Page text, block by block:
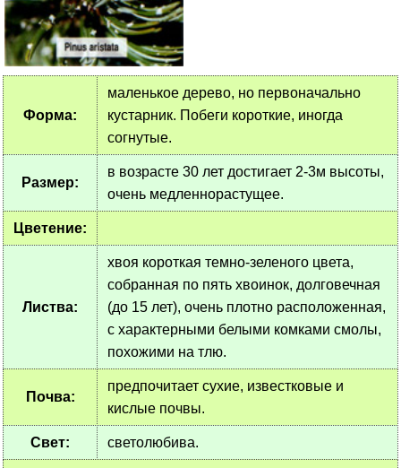
Форма:
маленькое дерево, но первоначально
кустарник. Побеги короткие, иногда
согнутые.
Размер:
в возрасте 30 лет достигает 2-3м высоты,
очень медленнорастущее.
Цветение:
Листва:
хвоя короткая темно-зеленого цвета,
собранная по пять хвоинок, долговечная
(до 15 лет), очень плотно расположенная,
с характерными белыми комками смолы,
похожими на тлю.
Почва:
предпочитает сухие, известковые и
кислые почвы.
Свет: светолюбива.